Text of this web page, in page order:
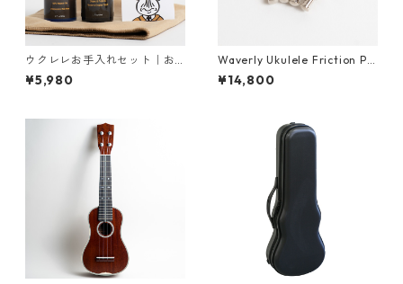
ウクレレお手入れセット｜お
得な当店オリジナルセット！
＜再入荷＞
¥5,980
Waverly Ukulele Friction Pe
gs ウクレレ用フリクションペ
グ（4個セット）
¥14,800